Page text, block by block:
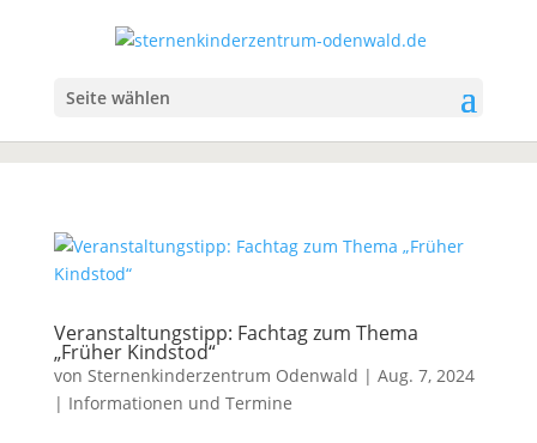
Seite wählen
Veranstaltungstipp: Fachtag zum Thema
„Früher Kindstod“
von Sternenkinderzentrum Odenwald | Aug. 7, 2024
| Informationen und Termine